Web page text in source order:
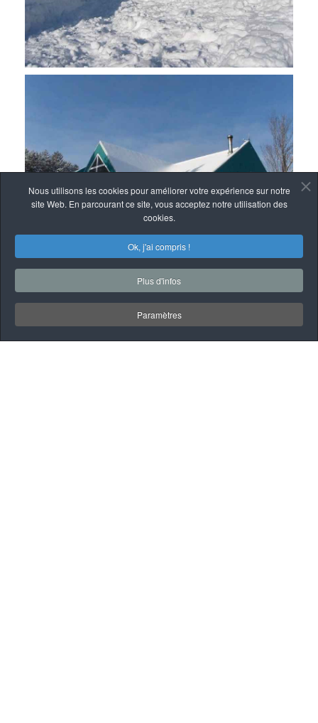
Nous utilisons les cookies pour améliorer votre expérience sur notre
site Web. En parcourant ce site, vous acceptez notre utilisation des
cookies.
Ok, j'ai compris !
Plus d'infos
Paramètres